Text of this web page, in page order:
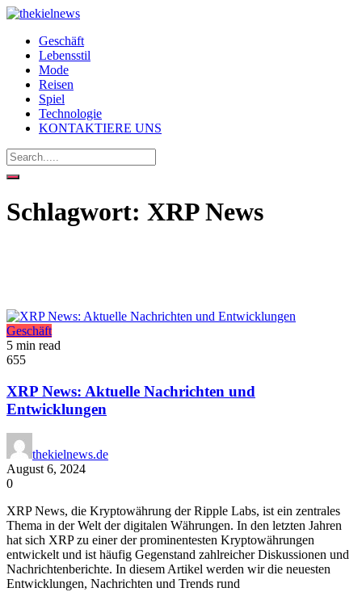
Geschäft
Lebensstil
Mode
Reisen
Spiel
Technologie
KONTAKTIERE UNS
Schlagwort: XRP News
Geschäft
5 min read
655
XRP News: Aktuelle Nachrichten und
Entwicklungen
thekielnews.de
August 6, 2024
0
XRP News, die Kryptowährung der Ripple Labs, ist ein zentrales
Thema in der Welt der digitalen Währungen. In den letzten Jahren
hat sich XRP zu einer der prominentesten Kryptowährungen
entwickelt und ist häufig Gegenstand zahlreicher Diskussionen und
Nachrichtenberichte. In diesem Artikel werden wir die neuesten
Entwicklungen, Nachrichten und Trends rund